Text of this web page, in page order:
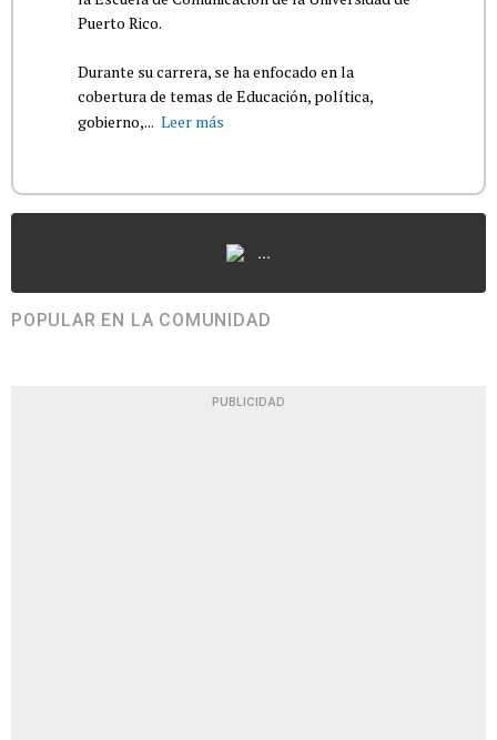
Puerto Rico.
Durante su carrera, se ha enfocado en la
cobertura de temas de Educación, política,
gobierno,... Leer más
...
POPULAR EN LA COMUNIDAD
PUBLICIDAD